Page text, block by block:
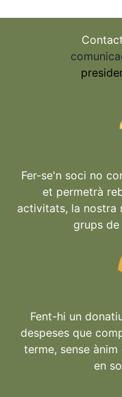
Fer-se'n soci no
et permetrà
activitats, la nostra
grups
Fent-hi un
despeses que
terme, sense
en